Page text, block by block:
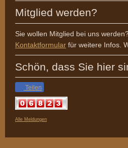
Mitglied werden?
Sie wollen Mitglied bei uns
Kontaktformular für weitere Infos.
Schön, dass Sie hier
Teilen
Alle Meldungen